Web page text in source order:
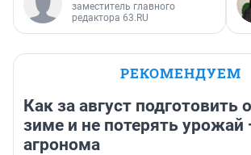
заместитель главного
редактора 63.RU
РЕКОМЕНДУЕМ
Как за август подготовить
зиме и не потерять
агронома